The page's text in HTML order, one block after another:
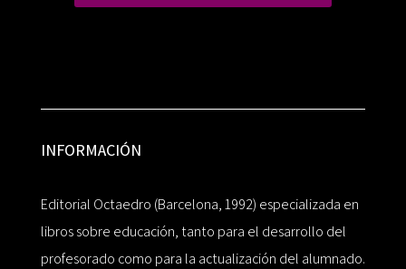
INFORMACIÓN
Editorial Octaedro (Barcelona, 1992) especializada en
libros sobre educación, tanto para el desarrollo del
profesorado como para la actualización del alumnado.